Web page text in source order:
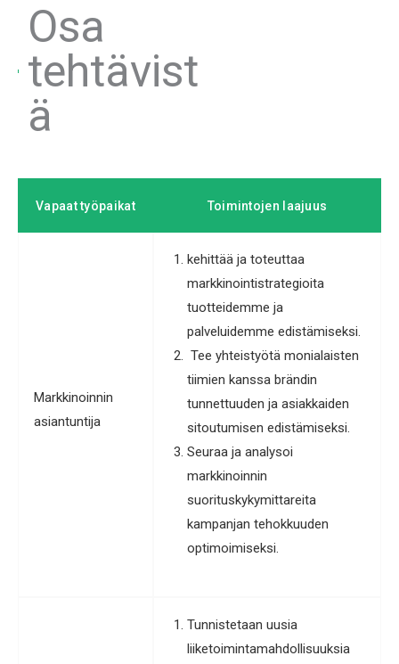
Osa
tehtävist
ä
Vapaat työpaikat Toimintojen laajuus
Markkinoinnin
asiantuntija
kehittää ja toteuttaa
markkinointistrategioita
tuotteidemme ja
palveluidemme edistämiseksi.
Tee yhteistyötä monialaisten
tiimien kanssa brändin
tunnettuuden ja asiakkaiden
sitoutumisen edistämiseksi.
Seuraa ja analysoi
markkinoinnin
suorituskykymittareita
kampanjan tehokkuuden
optimoimiseksi.
Tunnistetaan uusia
liiketoimintamahdollisuuksia